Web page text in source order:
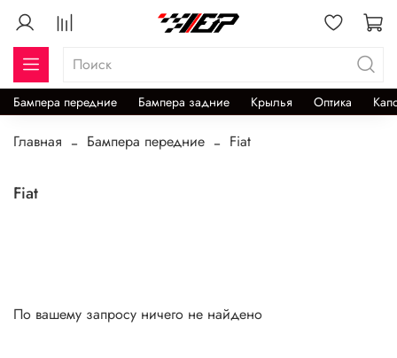
Бампера передние Бампера задние Крылья Оптика
Главная Бампера передние Fiat
Fiat
По вашему запросу ничего не найдено